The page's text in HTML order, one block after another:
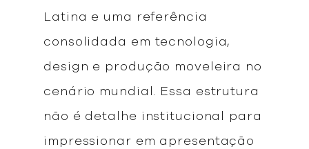
Latina e uma referência
consolidada em tecnologia,
design e produção moveleira no
cenário mundial. Essa estrutura
não é detalhe institucional para
impressionar em apresentação